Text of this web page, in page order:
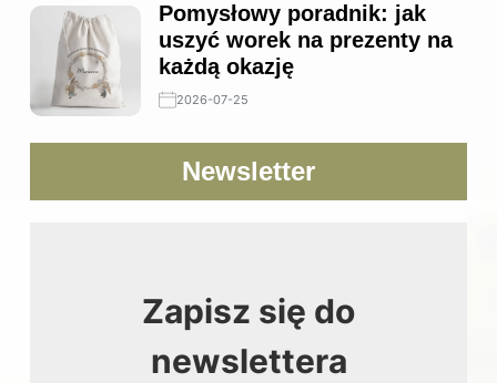
Pomysłowy poradnik: jak
uszyć worek na prezenty na
każdą okazję
2026-07-25
Newsletter
Zapisz się do
newslettera